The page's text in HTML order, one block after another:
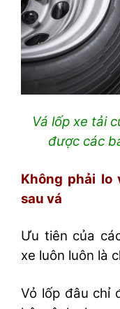
Vá lốp xe tải
được các
Không phải lo
sau vá
Ưu tiên của
xe luôn luôn là
Vỏ lốp đâu chỉ